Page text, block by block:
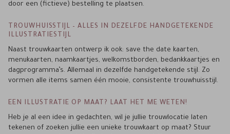
door een (fictieve) bestelling te plaatsen.
TROUWHUISSTIJL – ALLES IN DEZELFDE HANDGETEKENDE
ILLUSTRATIESTIJL
Naast trouwkaarten ontwerp ik ook: save the date kaarten,
menukaarten, naamkaartjes, welkomstborden, bedankkaartjes en
dagprogramma’s. Allemaal in dezelfde handgetekende stijl. Zo
vormen alle items samen één mooie, consistente trouwhuisstijl.
EEN ILLUSTRATIE OP MAAT? LAAT HET ME WETEN!
Heb je al een idee in gedachten, wil je jullie trouwlocatie laten
tekenen of zoeken jullie een unieke trouwkaart op maat? Stuur